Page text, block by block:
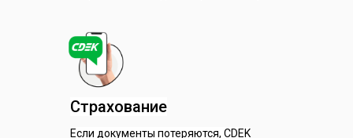
Если документы потеряются, CDEK
Страхование